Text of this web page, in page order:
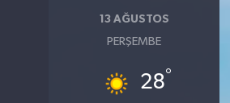
13 AĞUSTOS
PERŞEMBE
28°